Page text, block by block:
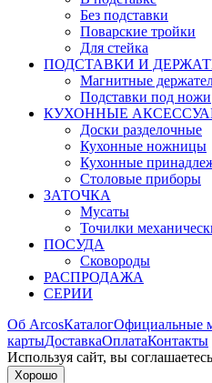
Без подставки
Поварские тройки
Для стейка
ПОДСТАВКИ И
Магнитные
Подставки под ножи
КУХОННЫЕ
Доски разделочные
Кухонные ножницы
Кухонные
Столовые приборы
ЗАТОЧКА
Мусаты
Точилки
ПОСУДА
Сковороды
РАСПРОДАЖА
СЕРИИ
Об ArcosКаталогОфициальные
картыДоставкаОплатаКонтакты
Используя сайт, вы
Хорошо